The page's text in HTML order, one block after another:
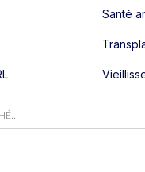
Santé